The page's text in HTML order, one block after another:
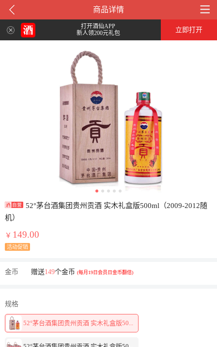
商品详情
打开酒仙APP
新人领200元礼包
立即打开
52°茅台酒集团贵州贡酒 实木礼盒版500ml（2009-2012随
机）
￥ 149.00
活动促销
金币 赠送149个金币 (每月19日会员日金币翻倍)
规格
52°茅台酒集团贵州贡酒 实木礼盒版50...